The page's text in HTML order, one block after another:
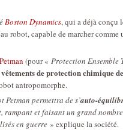
Boston Dynamics, qui a déjà conçu
robot, capable de marcher
Petman (pour « Protection Ensemble
de protection chimique
antropomorphe.
Petman permettra de s’auto-
rampant et faisant un grand
en guerre » explique la société.